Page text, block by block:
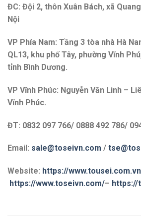
ĐC: Đội 2, thôn Xuân Bách, xã
Nội
VP Phía Nam: Tầng 3 tòa nhà Hà
QL13, khu phố Tây, phường Vĩnh
tỉnh Bình Dương.
VP Vĩnh Phúc: Nguyễn Văn Linh –
Vĩnh Phúc.
ĐT: 0832 097 766/ 0888 492 786/
Email: sale@toseivn.com /
Website: https://www.tousei.com.vn
https://www.toseivn.com/– https://